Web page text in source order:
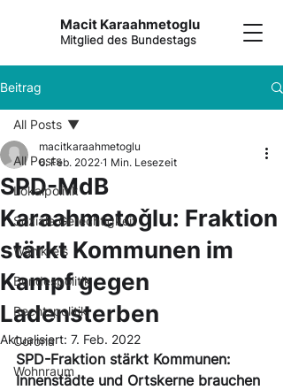
Macit Karaahmetoglu
Mitglied des Bundestags
Beitrag
All Posts
Lokalpolitik
Soziale Gerechtigkeit
Wahlkreis
Bundespolitik
Rechtspolitik
Corona
Wohnraum
All Posts
SPD-MdB
Karaahmetoǧlu: Fraktion
stärkt Kommunen im
Kampf gegen
Ladensterben
macitkaraahmetoglu
6. Feb. 2022 1 Min. Lesezeit
Aktualisiert: 7. Feb. 2022
SPD-Fraktion stärkt Kommunen:
Innenstädte und Ortskerne brauchen